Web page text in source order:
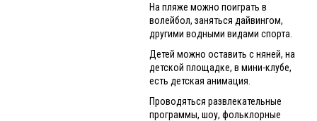
На пляже можно поиграть в
волейбол, заняться дайвингом,
другими водными видами спорта.
Детей можно оставить с няней, на
детской площадке, в мини-клубе,
есть детская анимация.
Проводяться развлекательные
программы, шоу, фольклорные